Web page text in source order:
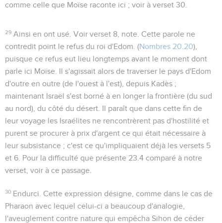
comme celle que Moïse raconte ici ; voir à verset 30.
29 Ainsi en ont usé . Voir verset 8, note. Cette parole ne
contredit point le refus du roi d'Edom. (Nombres 20.20),
puisque ce refus eut lieu longtemps avant le moment dont
parle ici Moïse. Il s'agissait alors de traverser le pays d'Edom
d'outre en outre (de l'ouest à l'est), depuis Kadès ;
maintenant Israël s'est borné à en longer la frontière (du sud
au nord), du côté du désert. Il paraît que dans cette fin de
leur voyage les Israélites ne rencontrèrent pas d'hostilité et
purent se procurer à prix d'argent ce qui était nécessaire à
leur subsistance ; c'est ce qu'impliquaient déjà les versets 5
et 6. Pour la difficulté que présente 23.4 comparé à notre
verset, voir à ce passage.
30 Endurci . Cette expression désigne, comme dans le cas de
Pharaon avec lequel celui-ci a beaucoup d'analogie,
l'aveuglement contre nature qui empêcha Sihon de céder